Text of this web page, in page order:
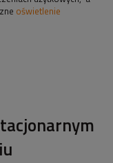
oświetlenie